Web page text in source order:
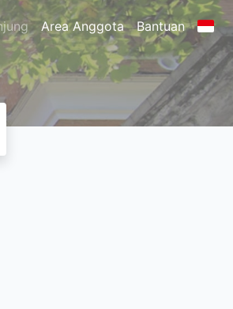
Area Anggota Bantuan